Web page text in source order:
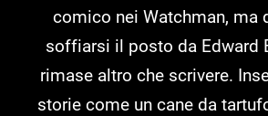
comico nei Watchman, ma
soffiarsi il posto da Edward
rimase altro che scrivere.
storie come un cane da